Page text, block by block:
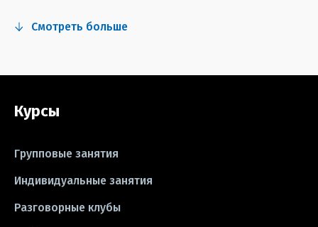
#grammar #writing #упражнения
#песни
#школа #игры
#CV #резюме
Смотреть больше
Курсы
Групповые занятия
Индивидуальные занятия
Разговорные клубы